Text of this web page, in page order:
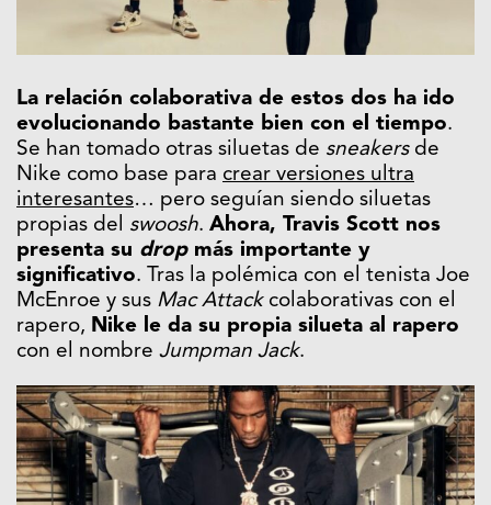
La relación colaborativa de estos dos ha ido
evolucionando bastante bien con el tiempo.
Se han tomado otras siluetas de sneakersde
Nike como base para crear versiones ultra
interesantes… pero seguían siendo siluetas
propias del swoosh. Ahora, Travis Scott nos
presenta su dropmás importante y
significativo. Tras la polémica con el tenista Joe
McEnroe y sus Mac Attackcolaborativas con el
rapero, Nike le da su propia silueta al rapero
con el nombre Jumpman Jack.